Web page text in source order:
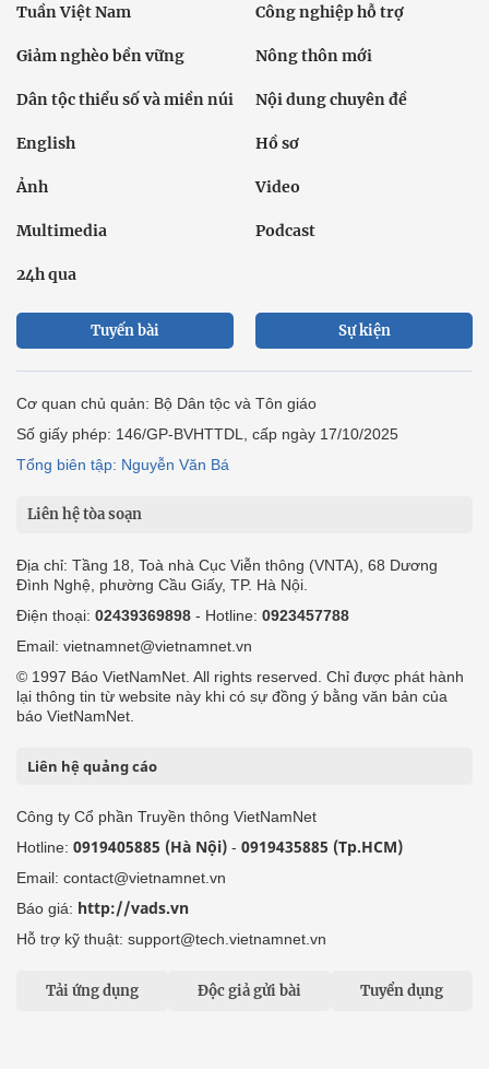
Tuần Việt Nam Công nghiệp hỗ trợ
Giảm nghèo bền vững Nông thôn mới
Dân tộc thiểu số và miền núi Nội dung chuyên đề
English Hồ sơ
Ảnh Video
Multimedia Podcast
24h qua
Tuyến bài Sự kiện
Cơ quan chủ quản: Bộ Dân tộc và Tôn giáo
Số giấy phép: 146/GP-BVHTTDL, cấp ngày 17/10/2025
Tổng biên tập: Nguyễn Văn Bá
Liên hệ tòa soạn
Địa chỉ: Tầng 18, Toà nhà Cục Viễn thông (VNTA), 68 Dương
Đình Nghệ, phường Cầu Giấy, TP. Hà Nội.
Điện thoại: 02439369898 - Hotline: 0923457788
Email: vietnamnet@vietnamnet.vn
© 1997 Báo VietNamNet. All rights reserved. Chỉ được phát hành
lại thông tin từ website này khi có sự đồng ý bằng văn bản của
báo VietNamNet.
Liên hệ quảng cáo
Công ty Cổ phần Truyền thông VietNamNet
Hotline: 0919405885 (Hà Nội) - 0919435885 (Tp.HCM)
Email: contact@vietnamnet.vn
Báo giá: http://vads.vn
Hỗ trợ kỹ thuật: support@tech.vietnamnet.vn
Tải ứng dụng Độc giả gửi bài Tuyển dụng